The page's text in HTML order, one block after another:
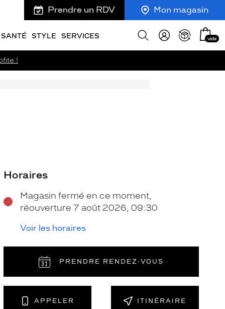
Prendre un RDV Mon magasin
SANTÉ STYLE SERVICES
Afficher
Mon
panier
vide
!
Horaires
Magasin fermé en ce moment,
réouverture 7 août 2026, 09:30
Voir les horaires
PRENDRE RENDEZ‑VOUS
APPELER ITINÉRAIRE